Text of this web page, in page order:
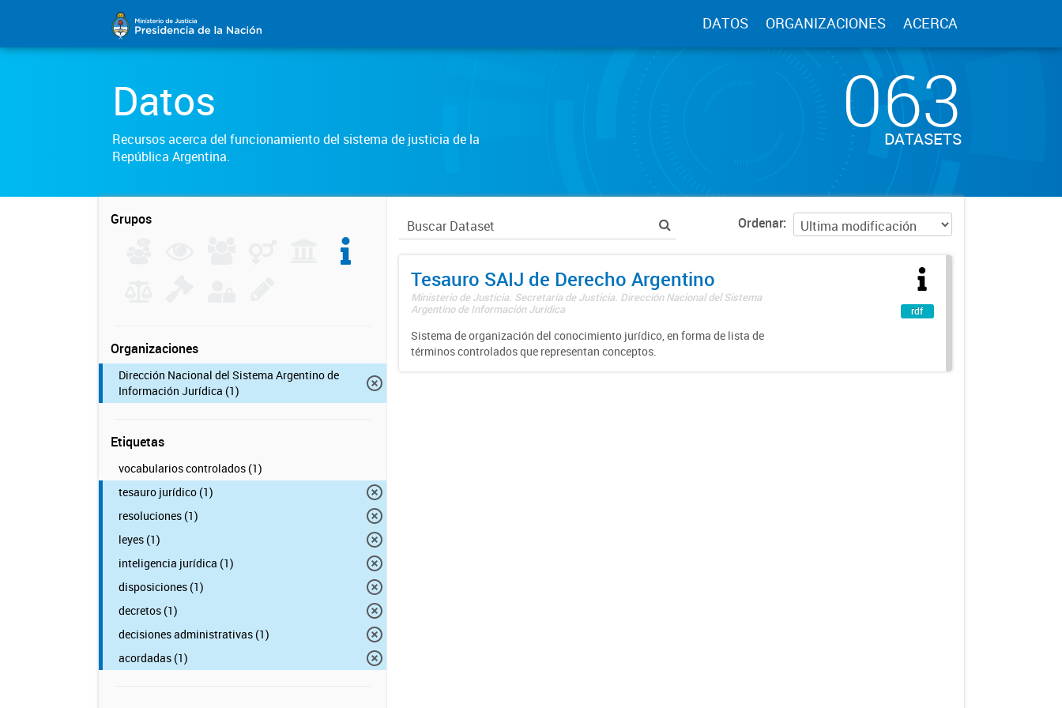
DATOS ORGANIZACIONES ACERCA
Datos
Recursos acerca del funcionamiento del sistema de justicia de la
República Argentina.
063
DATASETS
Grupos
Organizaciones
Dirección Nacional del Sistema Argentino de
Información Jurídica (1)
Etiquetas
vocabularios controlados (1)
tesauro jurídico (1)
resoluciones (1)
leyes (1)
inteligencia jurídica (1)
disposiciones (1)
decretos (1)
decisiones administrativas (1)
acordadas (1)
Ordenar
Tesauro SAIJ de Derecho Argentino
Ministerio de Justicia. Secretaría de Justicia. Dirección Nacional del Sistema
Argentino de Información Jurídica
Sistema de organización del conocimiento jurídico, en forma de lista de
términos controlados que representan conceptos.
rdf